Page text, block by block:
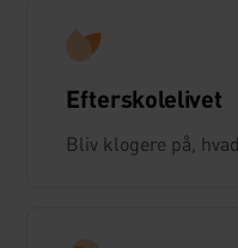
Efterskolelivet
Bliv klogere på,